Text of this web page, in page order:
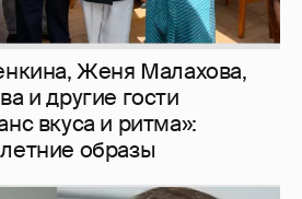
Женя Малахова,
и другие гости
вкуса и ритма»:
образы